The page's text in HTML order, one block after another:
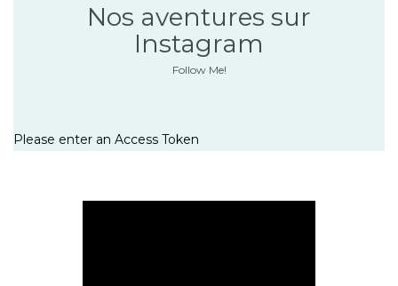
Nos aventures sur
Instagram
Follow Me!
Please enter an Access Token